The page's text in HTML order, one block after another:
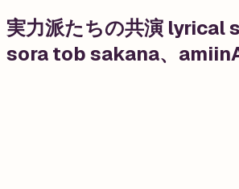
実力派たちの共演 lyrical
sora tob sakana、